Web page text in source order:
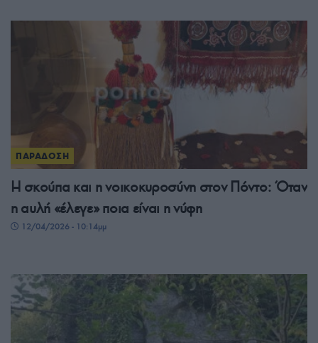
ΠΑΡΑΔΟΣΗ
Η σκούπα και η νοικοκυροσύνη στον Πόντο: Όταν
η αυλή «έλεγε» ποια είναι η νύφη
12/04/2026 - 10:14μμ